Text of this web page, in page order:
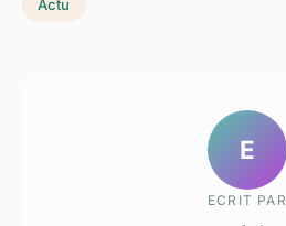
Actu
E
ECRIT PAR